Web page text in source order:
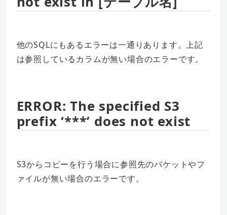
他のSQLにもあるエラーは一通りあります。上記
は参照しているカラムが無い場合のエラーです。
ERROR: The specified S3
prefix ‘***’ does not exist
S3からコピーを行う場合に参照先のバケットやフ
ァイルが無い場合のエラーです。